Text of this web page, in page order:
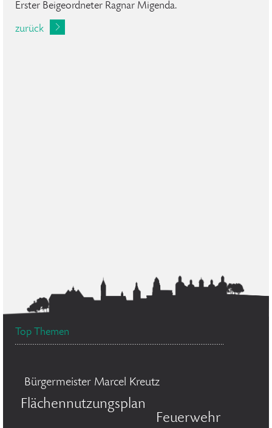
Erster Beigeordneter Ragnar Migenda.
zurück
Top Themen
Bürgermeister Marcel Kreutz
Flächennutzungsplan
Feuerwehr